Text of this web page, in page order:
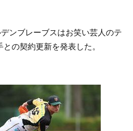
ンブレーブスはお笑い芸人のテ
の契約更新を発表した。